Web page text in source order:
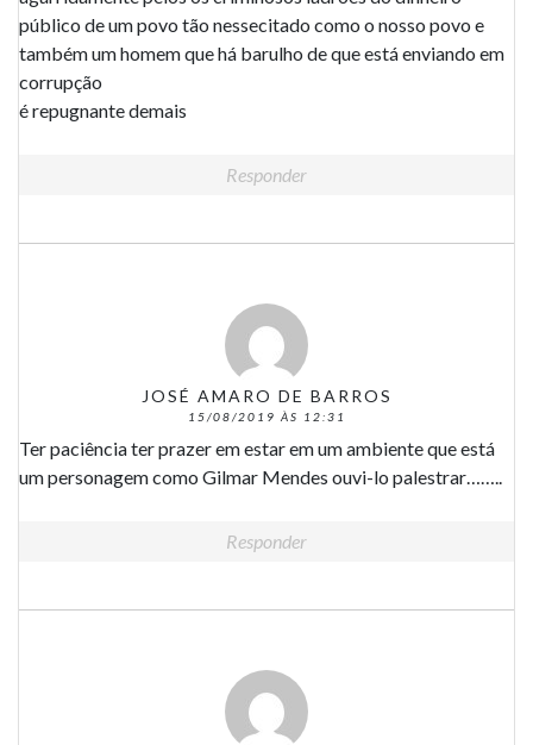
público de um povo tão nessecitado como o nosso povo e
também um homem que há barulho de que está enviando em
corrupção
é repugnante demais
Responder
JOSÉ AMARO DE BARROS
15/08/2019 ÀS 12:31
Ter paciência ter prazer em estar em um ambiente que está
um personagem como Gilmar Mendes ouvi-lo palestrar……..
Responder